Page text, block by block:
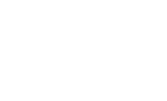
• ค่าทางด่วน จะไ
ทุกวันหยุดนักขัต
สนใจ เพราะไม่เ